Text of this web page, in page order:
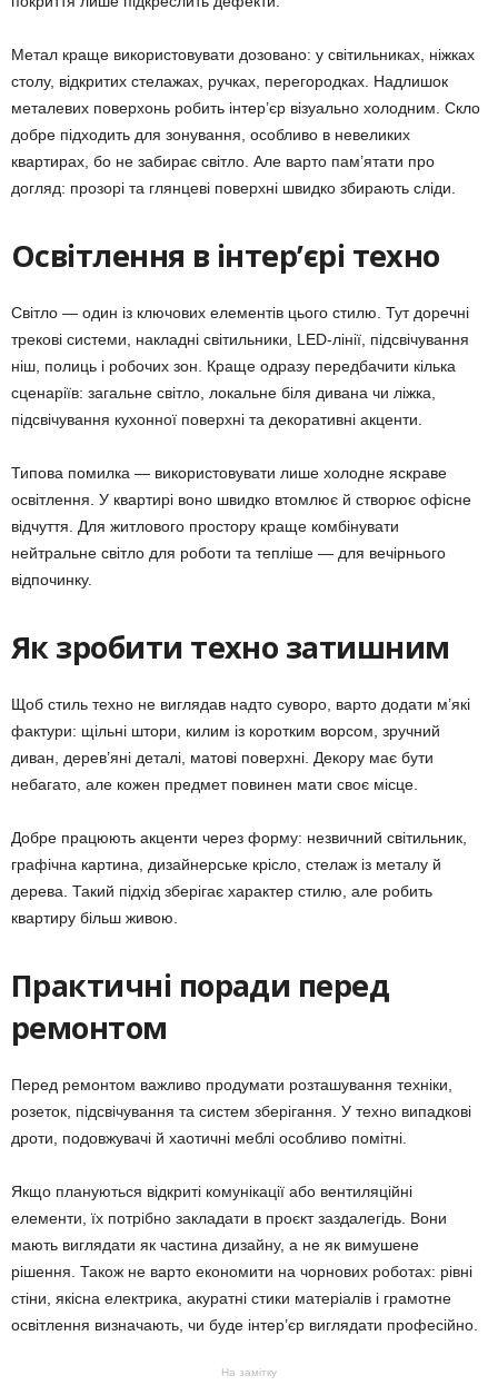
Метал краще використовувати дозовано: у світильниках, ніжках
столу, відкритих стелажах, ручках, перегородках. Надлишок
металевих поверхонь робить інтер’єр візуально холодним. Скло
добре підходить для зонування, особливо в невеликих
квартирах, бо не забирає світло. Але варто пам’ятати про
догляд: прозорі та глянцеві поверхні швидко збирають сліди.
Освітлення в інтер’єрі техно
Світло — один із ключових елементів цього стилю. Тут доречні
трекові системи, накладні світильники, LED-лінії, підсвічування
ніш, полиць і робочих зон. Краще одразу передбачити кілька
сценаріїв: загальне світло, локальне біля дивана чи ліжка,
підсвічування кухонної поверхні та декоративні акценти.
Типова помилка — використовувати лише холодне яскраве
освітлення. У квартирі воно швидко втомлює й створює офісне
відчуття. Для житлового простору краще комбінувати
нейтральне світло для роботи та тепліше — для вечірнього
відпочинку.
Як зробити техно затишним
Щоб стиль техно не виглядав надто суворо, варто додати м’які
фактури: щільні штори, килим із коротким ворсом, зручний
диван, дерев’яні деталі, матові поверхні. Декору має бути
небагато, але кожен предмет повинен мати своє місце.
Добре працюють акценти через форму: незвичний світильник,
графічна картина, дизайнерське крісло, стелаж із металу й
дерева. Такий підхід зберігає характер стилю, але робить
квартиру більш живою.
Практичні поради перед
ремонтом
Перед ремонтом важливо продумати розташування техніки,
розеток, підсвічування та систем зберігання. У техно випадкові
дроти, подовжувачі й хаотичні меблі особливо помітні.
Якщо плануються відкриті комунікації або вентиляційні
елементи, їх потрібно закладати в проєкт заздалегідь. Вони
мають виглядати як частина дизайну, а не як вимушене
рішення. Також не варто економити на чорнових роботах: рівні
стіни, якісна електрика, акуратні стики матеріалів і грамотне
освітлення визначають, чи буде інтер’єр виглядати професійно.
На замітку